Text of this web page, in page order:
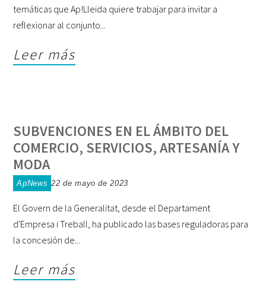
temáticas que Ap!Lleida quiere trabajar para invitar a
reflexionar al conjunto
Leer más
SUBVENCIONES EN EL ÁMBITO DEL
COMERCIO, SERVICIOS, ARTESANÍA Y
MODA
ApNews 22 de mayo de 2023
El Govern de la Generalitat, desde el Departament
d'Empresa i Treball, ha publicado las bases reguladoras para
la concesión de
Leer más